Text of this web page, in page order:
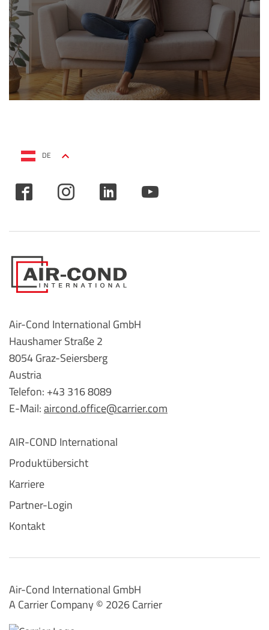
DE
Air-Cond International GmbH
Haushamer Straße 2
8054 Graz-Seiersberg
Austria
Telefon: +43 316 8089
E-Mail:aircond.office@carrier.com
AIR-COND International
Produktübersicht
Karriere
Partner-Login
Kontakt
Air-Cond International GmbH
A Carrier Company ©️ 2026Carrier